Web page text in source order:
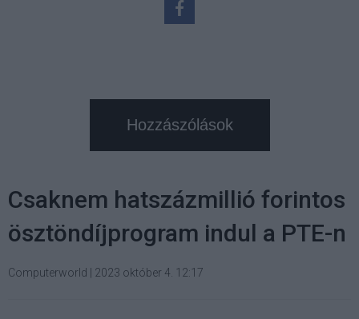
Hozzászólások
Csaknem hatszázmillió forintos
ösztöndíjprogram indul a PTE-n
Computerworld 2023 október 4. 12:17